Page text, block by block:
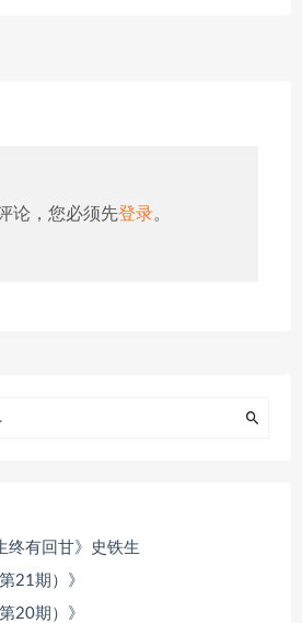
论，您必须先登录。
终有回甘》史铁生
21期）》
20期）》